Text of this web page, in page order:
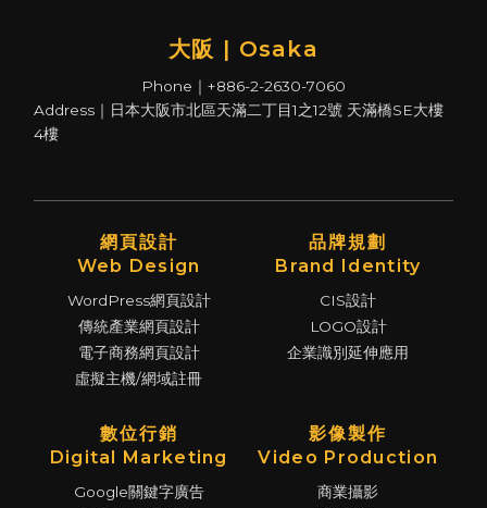
大阪 | Osaka
Phone｜+886-2-2630-7060
Address｜日本大阪市北區天滿二丁目1之12號 天滿橋SE大樓
4樓
網頁設計
Web Design
WordPress網頁設計
傳統產業網頁設計
電子商務網頁設計
虛擬主機/網域註冊
品牌規劃
Brand Identity
CIS設計
LOGO設計
企業識別延伸應用
數位行銷
Digital Marketing
Google關鍵字廣告
影像製作
Video Production
商業攝影